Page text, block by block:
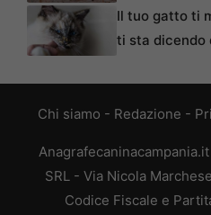
Il tuo gatto ti
ti sta dicendo
Chi siamo - Redazione -
SRL - Via Nicola
Codice Fiscale e